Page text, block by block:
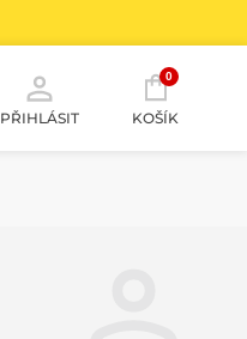
PŘIHLÁSIT
0
KOŠÍK